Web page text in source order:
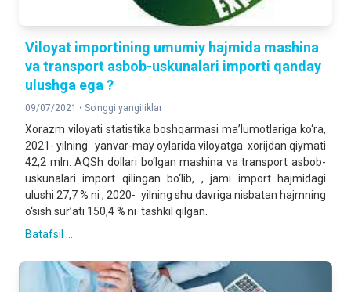
Viloyat importining umumiy hajmida mashina
va transport asbob-uskunalari importi qanday
ulushga ega ?
09/07/2021 • So'nggi yangiliklar
Xorazm viloyati statistika boshqarmasi ma’lumotlariga ko‘ra,
2021- yilning yanvar-may oylarida viloyatga xorijdan qiymati
42,2 mln. AQSh dollari bo‘lgan mashina va transport asbob-
uskunalari import qilingan bo‘lib, , jami import hajmidagi
ulushi 27,7 % ni , 2020- yilning shu davriga nisbatan hajmning
o‘sish sur’ati 150,4 % ni tashkil qilgan.
Batafsil ...